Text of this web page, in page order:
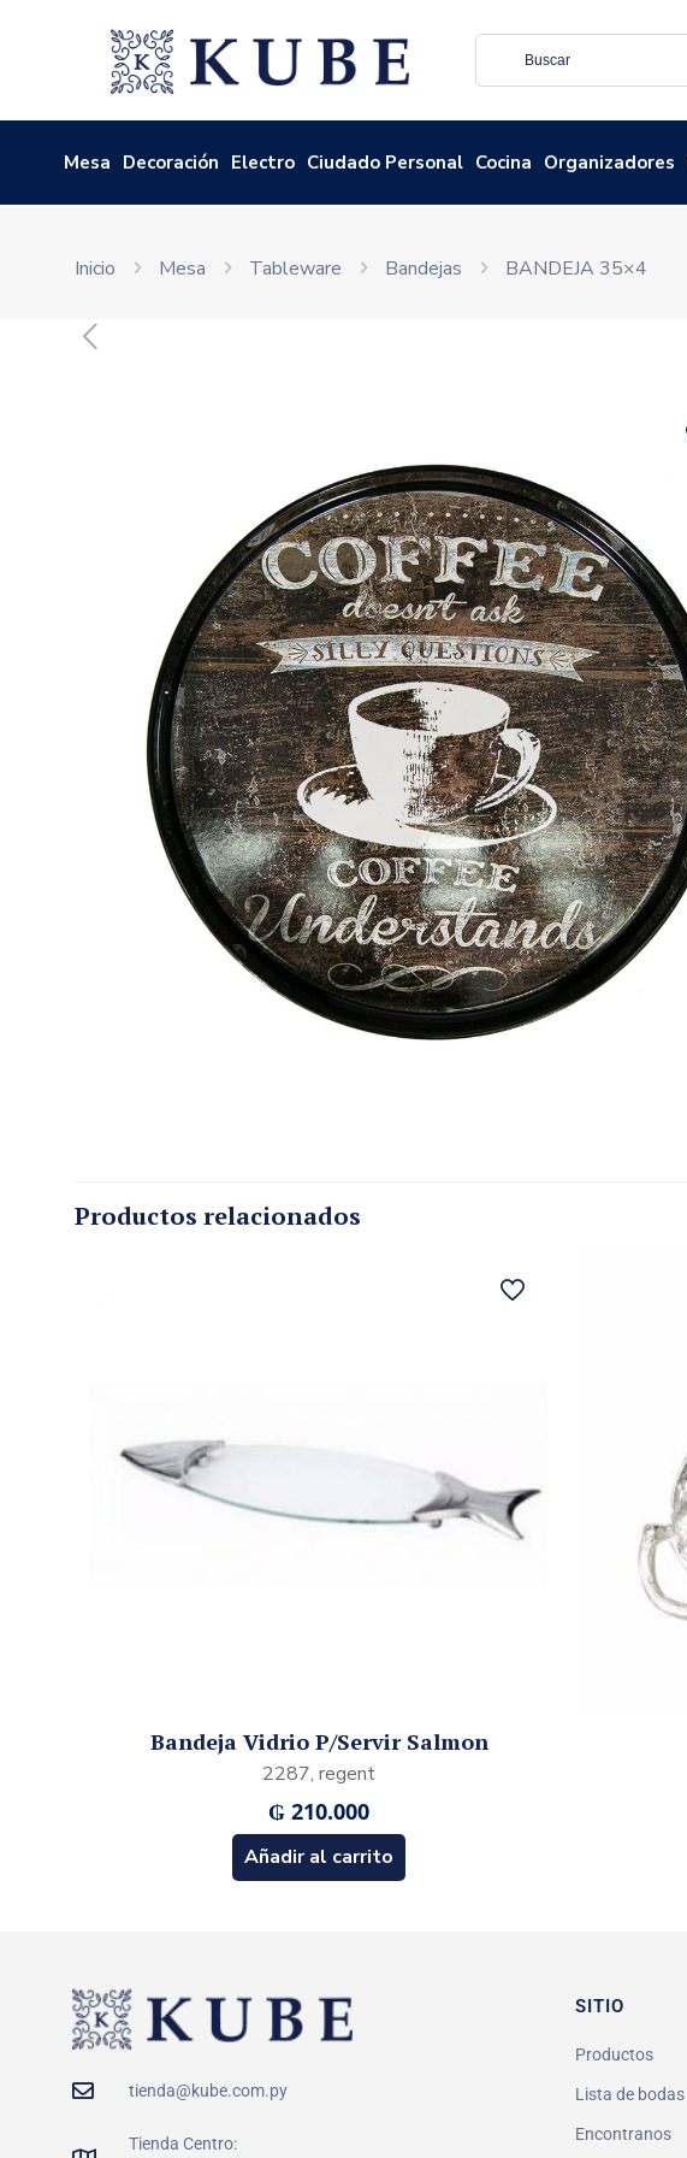
Mesa Decoración Electro Ciudado Personal Cocina Organizadores
Inicio Mesa Tableware Bandejas BANDEJA 35×4
Productos relacionados
Bandeja Vidrio P/Servir Salmon
2287, regent
₲ 210.000
Añadir al carrito
tienda@kube.com.py
Tienda Centro:
SITIO
Productos
Lista de bodas
Encontranos